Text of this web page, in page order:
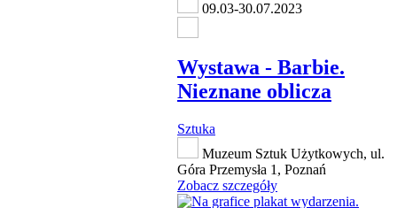
09.03-30.07.2023
Wystawa - Barbie.
Nieznane oblicza
Sztuka
Muzeum Sztuk Użytkowych, ul.
Góra Przemysła 1, Poznań
Zobacz szczegóły